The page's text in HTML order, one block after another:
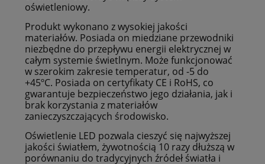
oświetleniowy.
Produkt wykonano z wysokiej jakości
materiałów. Posiada on miedziane przewodniki
niezbędne do przepływu energii elektrycznej w
całym systemie świetlnym. Może funkcjonować
w szerokim zakresie temperatur, od -5 do
+45ºC. Posiada on certyfikaty CE i RoHS, co
gwarantuje bezpieczeństwo jego działania, jak i
brak korzystania z materiałów
zanieczyszczających środowisko.
Oświetlenie LED pozwala cieszyć się najwyższej
jakości światłem, żywotnością 10 razy dłuższą w
porównaniu do tradycyjnych źródeł światła i